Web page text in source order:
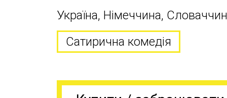
Україна, Німеччина,
Сатирична комедія